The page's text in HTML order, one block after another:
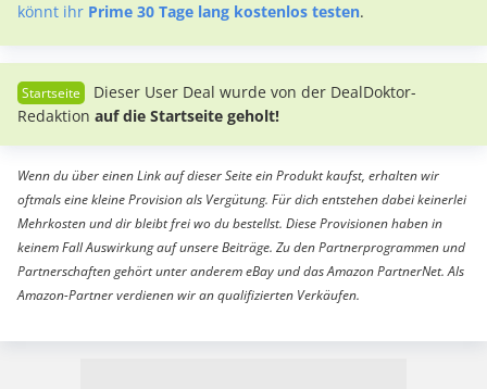
könnt ihr Prime 30 Tage lang kostenlos testen.
Dieser User Deal wurde von der DealDoktor-
Redaktion auf die Startseite geholt!
Wenn du über einen Link auf dieser Seite ein Produkt kaufst, erhalten wir
oftmals eine kleine Provision als Vergütung. Für dich entstehen dabei keinerlei
Mehrkosten und dir bleibt frei wo du bestellst. Diese Provisionen haben in
keinem Fall Auswirkung auf unsere Beiträge. Zu den Partnerprogrammen und
Partnerschaften gehört unter anderem eBay und das Amazon PartnerNet. Als
Amazon-Partner verdienen wir an qualifizierten Verkäufen.